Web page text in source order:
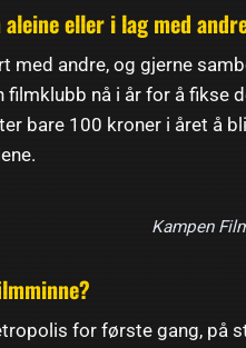
eller i lag med
med andre, og gjerne
filmklubb nå i år for å fikse
bare 100 kroner i året å
Kampen
for første gang, på